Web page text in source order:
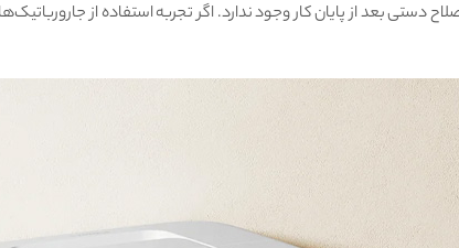
دستی بعد از پایان کار وجود ندارد. اگر تجربه استفاده از